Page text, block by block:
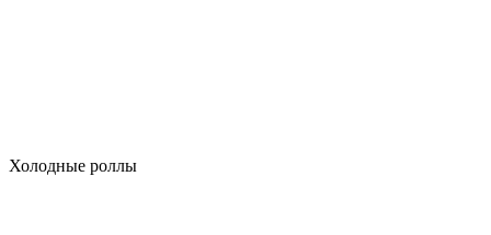
Холодные роллы